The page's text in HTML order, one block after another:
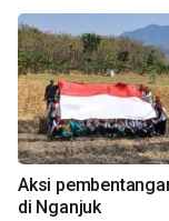
Aksi
di Nganjuk